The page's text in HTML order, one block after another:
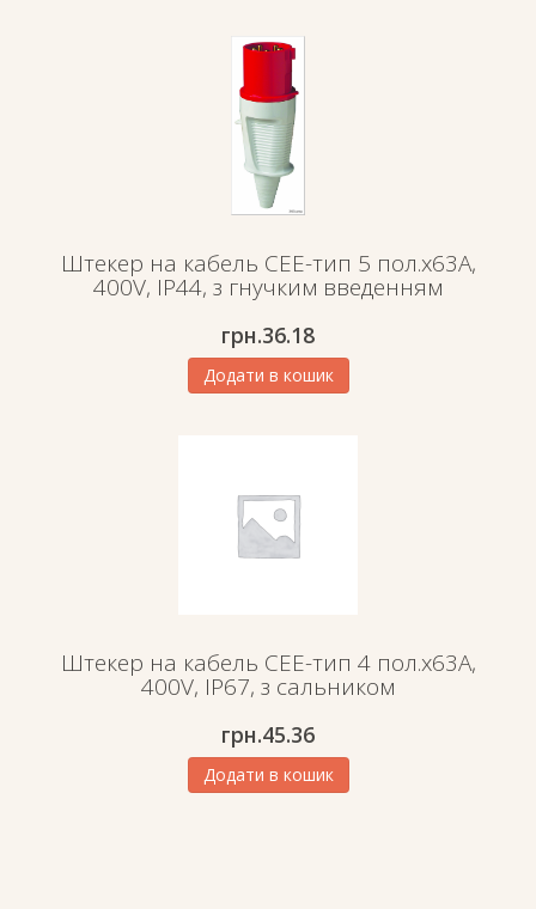
Штекер на кабель СЕЕ-тип 5 пол.х63А,
400V, IP44, з гнучким введенням
грн.36.18
Додати в кошик
Штекер на кабель СЕЕ-тип 4 пол.х63А,
400V, IP67, з сальником
грн.45.36
Додати в кошик